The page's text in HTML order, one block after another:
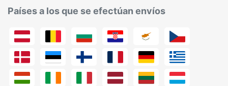
Países a los que se efectúan envíos